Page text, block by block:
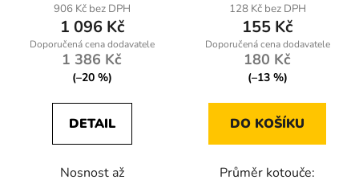
906 Kč bez DPH
1 096 Kč
1 386 Kč
(–20 %)
DETAIL
Nosnost až
128 Kč bez DPH
155 Kč
180 Kč
(–13 %)
DO KOŠÍKU
Průměr kotouče: